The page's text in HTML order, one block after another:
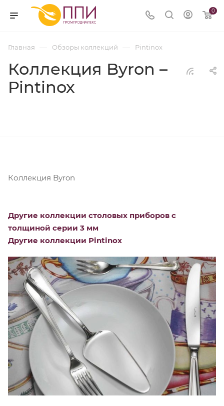
0
Главная — Обзоры коллекций — Pintinox
Коллекция Byron –
Pintinox
Коллекция Byron
Другие коллекции столовых приборов с
толщиной серии 3 мм
Другие коллекции Pintinox